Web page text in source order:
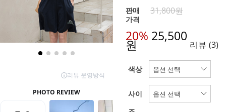
판매
가격
31,800원
20% 25,500
원 리뷰 (3)
색상
사이